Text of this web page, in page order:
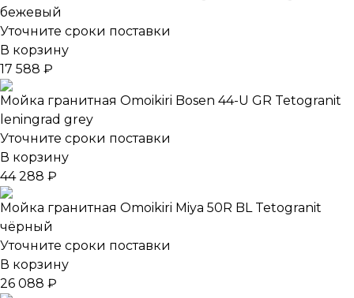
бежевый
Уточните сроки поставки
В корзину
17 588 ₽
Мойка гранитная Omoikiri Bosen 44-U GR Tetogranit
leningrad grey
Уточните сроки поставки
В корзину
44 288 ₽
Мойка гранитная Omoikiri Miya 50R BL Tetogranit
чёрный
Уточните сроки поставки
В корзину
26 088 ₽